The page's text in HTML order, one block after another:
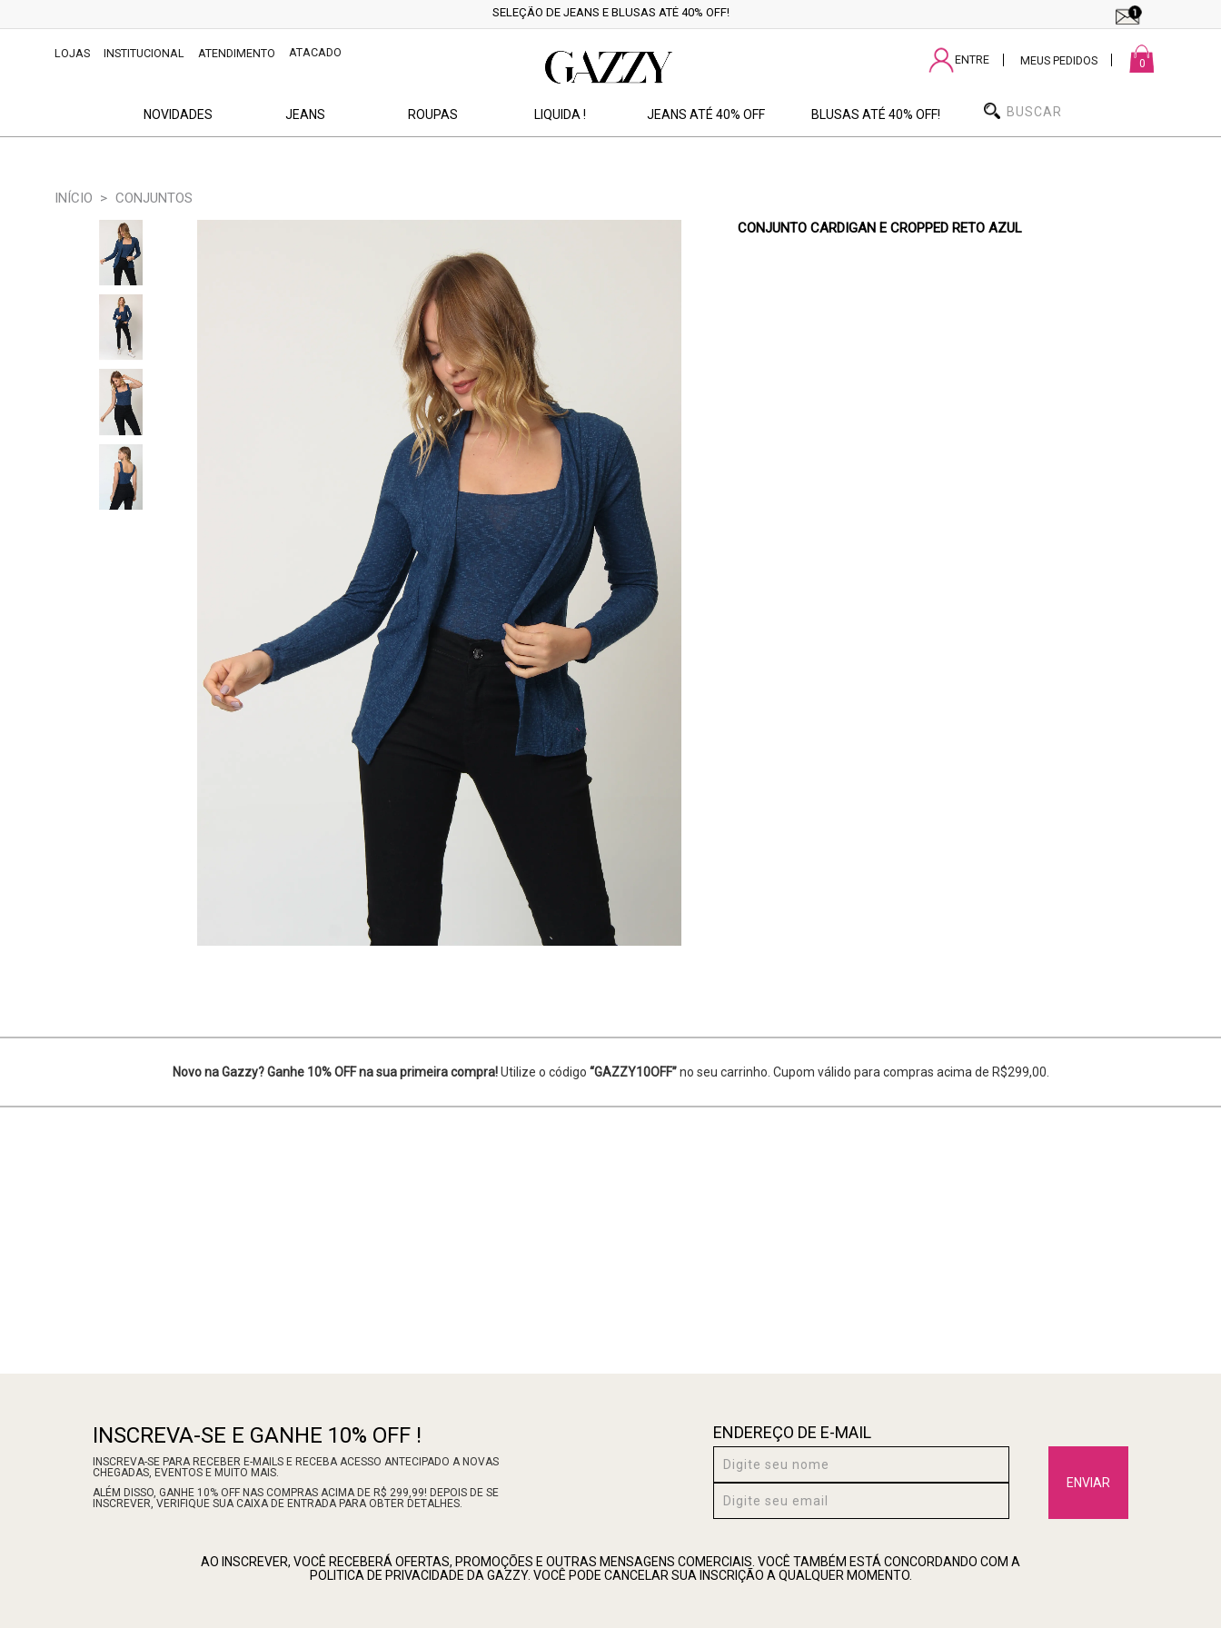
SELEÇÃO DE JEANS E BLUSAS ATÉ 40% OFF!
LOJAS INSTITUCIONAL ATENDIMENTO ATACADO ENTRE MEUS PEDIDOS 0
NOVIDADES JEANS ROUPAS LIQUIDA ! JEANS ATÉ 40% OFF BLUSAS ATÉ 40% OFF!
CONJUNTOS
CONJUNTO CARDIGAN E CROPPED RETO AZUL
Novo na Gazzy? Ganhe 10% OFF na sua primeira compra!Utilize o código “GAZZY10OFF”no seu carrinho. Cupom válido para compras acima de R$299,00.
INSCREVA-SE E GANHE 10% OFF !
INSCREVA-SE PARA RECEBER E-MAILS E RECEBA ACESSO ANTECIPADO A NOVAS
CHEGADAS, EVENTOS E MUITO MAIS.
ALÉM DISSO, GANHE 10% OFF NAS COMPRAS ACIMA DE R$ 299,99! DEPOIS DE SE
INSCREVER, VERIFIQUE SUA CAIXA DE ENTRADA PARA OBTER DETALHES.
ENDEREÇO DE E-MAIL
ENVIAR
AO INSCREVER, VOCÊ RECEBERÁ OFERTAS, PROMOÇÕES E OUTRAS MENSAGENS COMERCIAIS. VOCÊ TAMBÉM ESTÁ CONCORDANDO COM A
POLITICA DE PRIVACIDADE DA GAZZY. VOCÊ PODE CANCELAR SUA INSCRIÇÃO A QUALQUER MOMENTO.